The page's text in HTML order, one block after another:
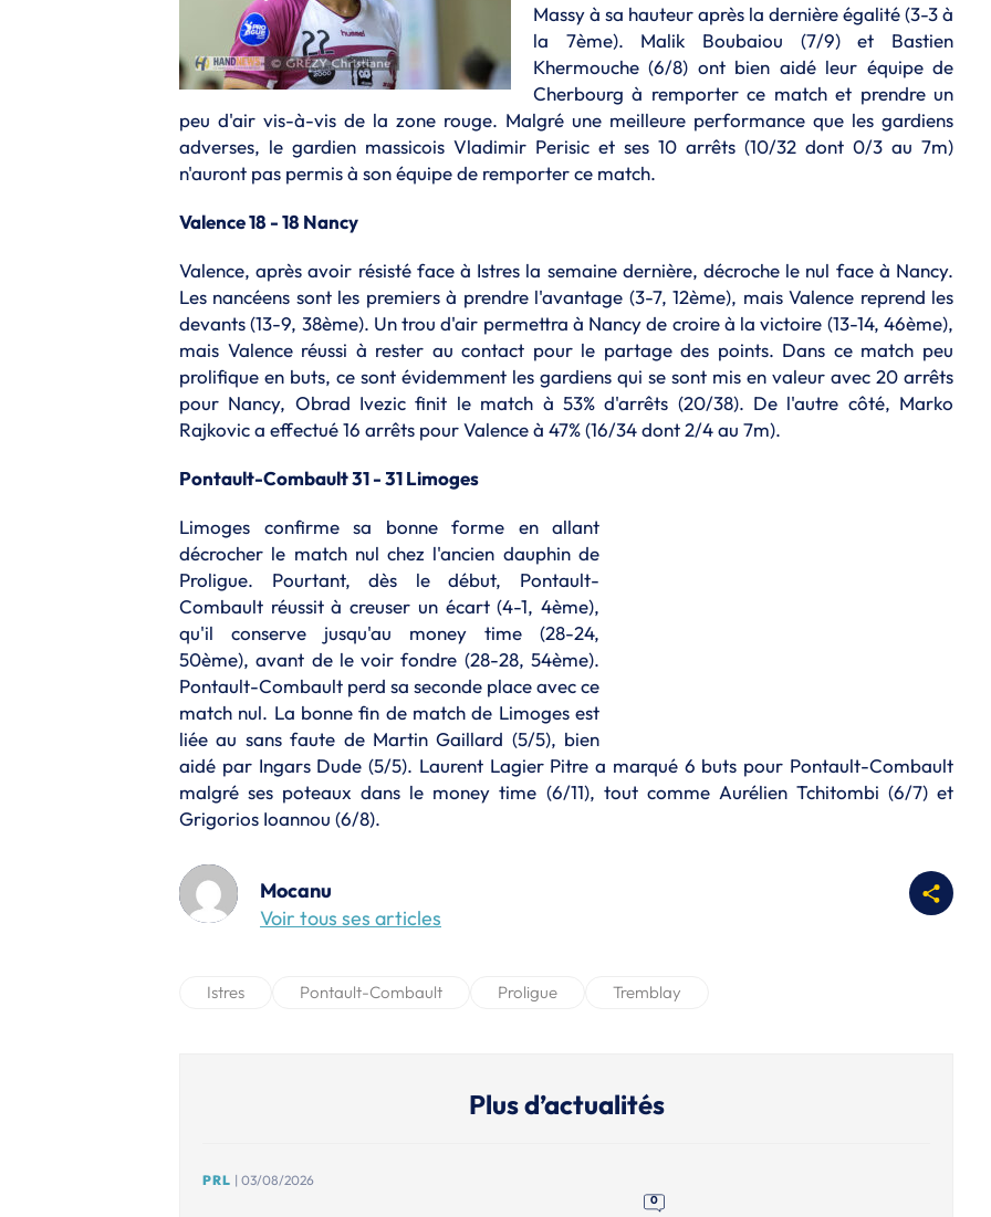
Massy à sa hauteur après la dernière égalité (3-3 à
la 7ème). Malik Boubaiou (7/9) et Bastien
Khermouche (6/8) ont bien aidé leur équipe de
Cherbourg à remporter ce match et prendre un
peu d'air vis-à-vis de la zone rouge. Malgré une meilleure performance que les gardiens
adverses, le gardien massicois Vladimir Perisic et ses 10 arrêts (10/32 dont 0/3 au 7m)
n'auront pas permis à son équipe de remporter ce match.
Valence 18 - 18 Nancy
Valence, après avoir résisté face à Istres la semaine dernière, décroche le nul face à Nancy.
Les nancéens sont les premiers à prendre l'avantage (3-7, 12ème), mais Valence reprend les
devants (13-9, 38ème). Un trou d'air permettra à Nancy de croire à la victoire (13-14, 46ème),
mais Valence réussi à rester au contact pour le partage des points. Dans ce match peu
prolifique en buts, ce sont évidemment les gardiens qui se sont mis en valeur avec 20 arrêts
pour Nancy, Obrad Ivezic finit le match à 53% d'arrêts (20/38). De l'autre côté, Marko
Rajkovic a effectué 16 arrêts pour Valence à 47% (16/34 dont 2/4 au 7m).
Pontault-Combault 31 - 31 Limoges
Limoges confirme sa bonne forme en allant
décrocher le match nul chez l'ancien dauphin de
Proligue. Pourtant, dès le début, Pontault-
Combault réussit à creuser un écart (4-1, 4ème),
qu'il conserve jusqu'au money time (28-24,
50ème), avant de le voir fondre (28-28, 54ème).
Pontault-Combault perd sa seconde place avec ce
match nul. La bonne fin de match de Limoges est
liée au sans faute de Martin Gaillard (5/5), bien
aidé par Ingars Dude (5/5). Laurent Lagier Pitre a marqué 6 buts pour Pontault-Combault
malgré ses poteaux dans le money time (6/11), tout comme Aurélien Tchitombi (6/7) et
Grigorios Ioannou (6/8).
Mocanu
Voir tous ses articles
Istres Pontault-Combault Proligue Tremblay
Plus d’actualités
PRL | 03/08/2026
0